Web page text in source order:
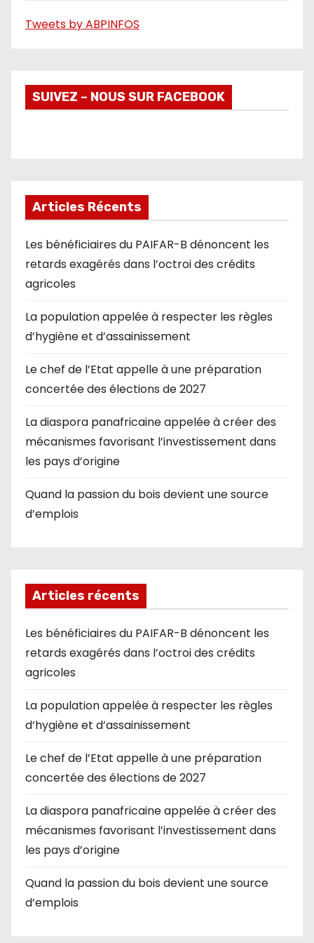
Tweets by ABPINFOS
SUIVEZ – NOUS SUR FACEBOOK
Articles Récents
Les bénéficiaires du PAIFAR-B dénoncent les
retards exagérés dans l’octroi des crédits
agricoles
La population appelée à respecter les règles
d’hygiène et d’assainissement
Le chef de l’Etat appelle à une préparation
concertée des élections de 2027
La diaspora panafricaine appelée à créer des
mécanismes favorisant l’investissement dans
les pays d’origine
Quand la passion du bois devient une source
d’emplois
Articles récents
Les bénéficiaires du PAIFAR-B dénoncent les
retards exagérés dans l’octroi des crédits
agricoles
La population appelée à respecter les règles
d’hygiène et d’assainissement
Le chef de l’Etat appelle à une préparation
concertée des élections de 2027
La diaspora panafricaine appelée à créer des
mécanismes favorisant l’investissement dans
les pays d’origine
Quand la passion du bois devient une source
d’emplois